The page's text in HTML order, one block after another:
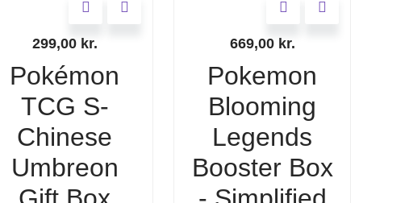
299,00 kr.
Pokémon
TCG S-
Chinese
Umbreon
669,00 kr.
Pokemon
Blooming
Legends
Booster Box